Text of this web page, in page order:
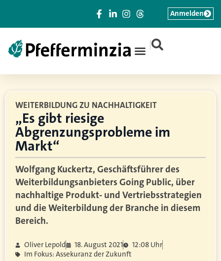
|
Anmelden
WEITERBILDUNG ZU NACHHALTIGKEIT
„Es gibt riesige
Abgrenzungsprobleme im
Markt“
Wolfgang Kuckertz, Geschäftsführer des
Weiterbildungsanbieters Going Public, über
nachhaltige Produkt- und Vertriebsstrategien
und die Weiterbildung der Branche in diesem
Bereich.
Oliver Lepold 18. August 2021
12:08 Uhr
Im Fokus: Assekuranz der Zukunft